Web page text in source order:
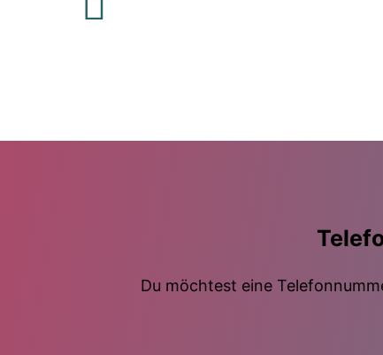
Du möchtest eine